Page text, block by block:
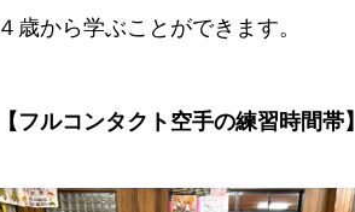
４歳から学ぶことができます。
【フルコンタクト空手の練習時間帯】